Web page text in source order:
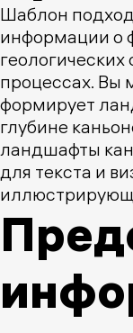
Шаблон
информации о
процессах. Вы
формирует
глубине
ландшафты
для текста и